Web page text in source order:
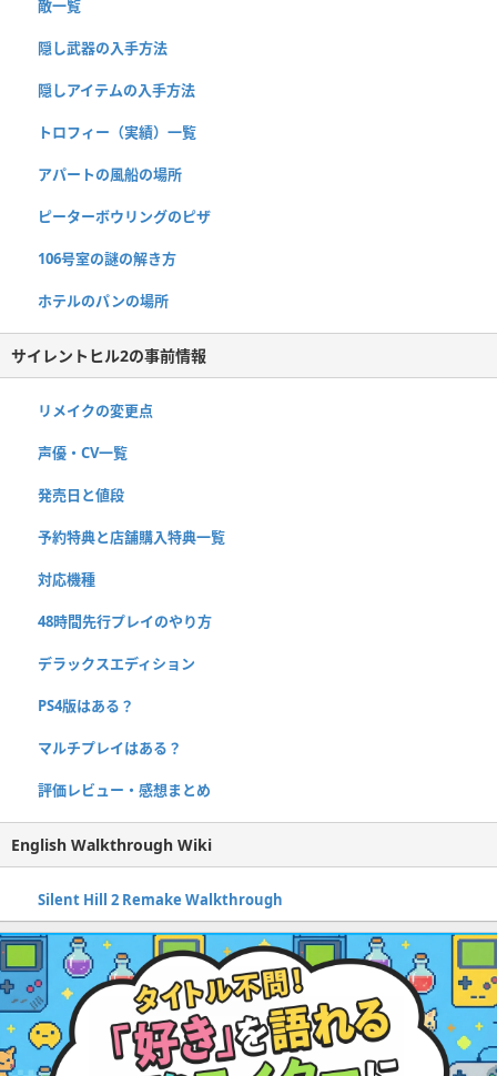
敵一覧
隠し武器の入手方法
隠しアイテムの入手方法
トロフィー（実績）一覧
アパートの風船の場所
ピーターボウリングのピザ
106号室の謎の解き方
ホテルのパンの場所
サイレントヒル2の事前情報
リメイクの変更点
声優・CV一覧
発売日と値段
予約特典と店舗購入特典一覧
対応機種
48時間先行プレイのやり方
デラックスエディション
PS4版はある？
マルチプレイはある？
評価レビュー・感想まとめ
English Walkthrough Wiki
Silent Hill 2 Remake Walkthrough